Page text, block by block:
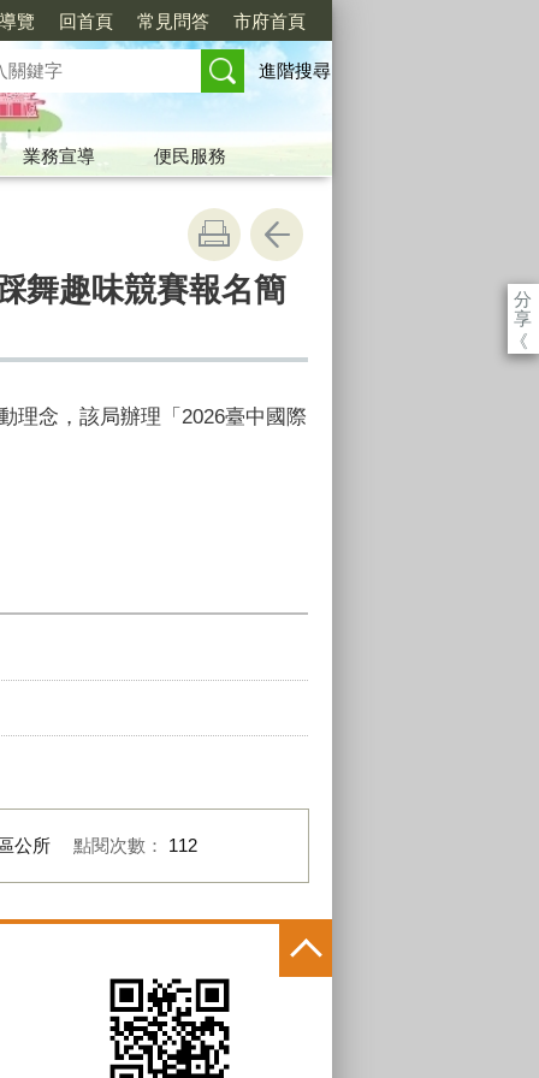
覽 回首頁 常見問答 市府首頁
進階搜尋
業務宣導 便民服務
分
享
《
舞趣味競賽報名簡
理念，該局辦理「2026臺中國際
公所 點閱次數： 112